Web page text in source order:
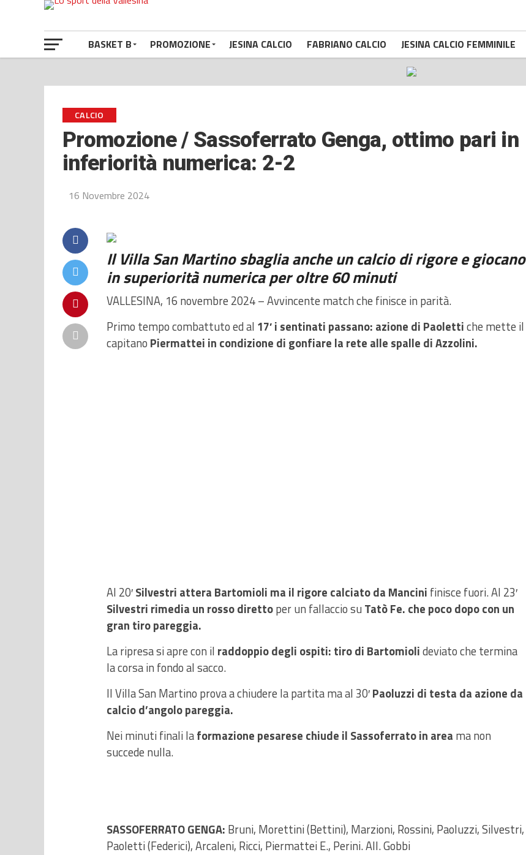
BASKET B PROMOZIONE JESINA CALCIO FABRIANO CALCIO JESINA CALCIO FEMMINILE
CALCIO
Promozione / Sassoferrato Genga, ottimo pari in
inferiorità numerica: 2-2
16 Novembre 2024
Il Villa San Martino sbaglia anche un calcio di rigore e giocano
in superiorità numerica per oltre 60 minuti
VALLESINA, 16 novembre 2024 – Avvincente match che finisce in parità.
Primo tempo combattuto ed al 17′ i sentinati passano: azione di Paolettiche mette il
capitano Piermattei in condizione di gonfiare la rete alle spalle di Azzolini.
Al 20′Silvestri attera Bartomioli ma il rigore calciato da Mancini finisce fuori. Al 23′
Silvestri rimedia un rosso direttoper un fallaccio su Tatò Fe. che poco dopo con un
gran tiro pareggia.
La ripresa si apre con il raddoppio degli ospiti: tiro di Bartomiolideviato che termina
la corsa in fondo al sacco.
Il Villa San Martino prova a chiudere la partita ma al 30′Paoluzzi di testa da azione da
calcio d’angolo pareggia.
Nei minuti finali laformazione pesarese chiude il Sassoferrato in area ma non
succede nulla.
SASSOFERRATO GENGA: Bruni, Morettini (Bettini), Marzioni, Rossini, Paoluzzi, Silvestri,
Paoletti (Federici), Arcaleni, Ricci, Piermattei E., Perini. All. Gobbi